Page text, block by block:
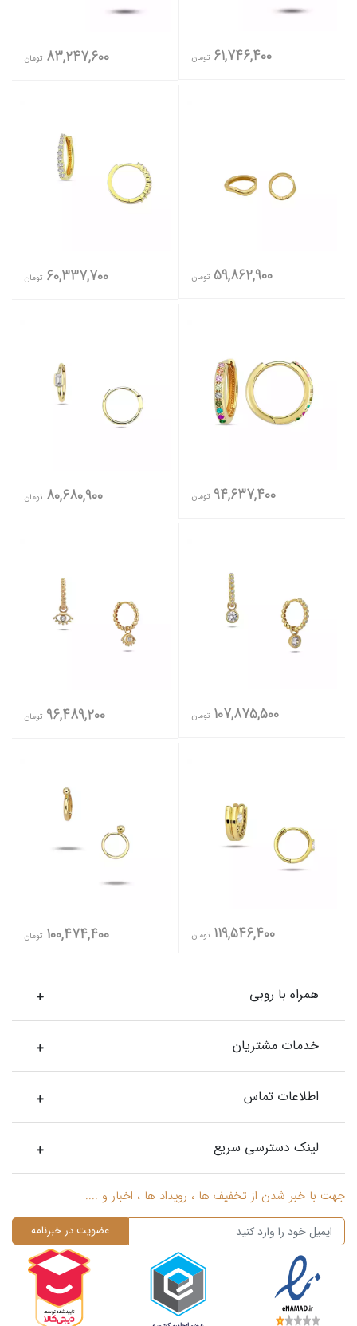
61,746,400 تومان 83,247,600 تومان
59,862,900 تومان 60,337,700 تومان
94,637,400 تومان 80,680,900 تومان
107,875,500 تومان 96,489,200 تومان
119,546,400 تومان 100,474,400 تومان
همراه با روبی
خدمات مشتریان
اطلاعات تماس
لینک دسترسی سریع
جهت با خبر شدن از تخفیف ها ، رویداد ها ، اخبار و ....